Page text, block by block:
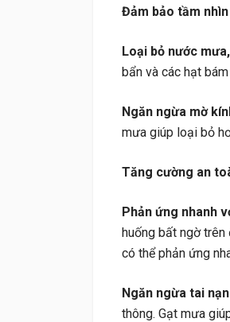
Đảm bảo tầm
Loại bỏ nước
bẩn và các hạt
Ngăn ngừa mờ
mưa giúp loại bỏ
Tăng cường an
Phản ứng nhanh
huống bất ngờ trên
có thể phản ứng
Ngăn ngừa tai
thông. Gạt mưa